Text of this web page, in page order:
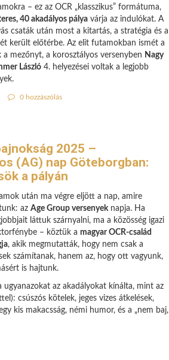
– ez az OCR „klasszikus” formátuma,
40 akadályos pálya várja az indulókat. A
csaták után most a kitartás, a stratégia és a
került előtérbe. Az elit futamokban ismét a
a mezőnyt, a korosztályos versenyben Nagy
László 4. helyezései voltak a legjobb
0 hozzászólás
2025 –
(AG) nap Göteborgban:
a pályán
után ma végre eljött a nap, amire
az Age Group versenyeknapja. Ha
láttuk szárnyalni, ma a közösség igazi
– köztük a magyar OCR-család
, akik megmutatták, hogy nem csak a
számítanak, hanem az, hogy ott vagyunk,
is hajtunk.
ugyanazokat az akadályokat kínálta, mint az
csúszós kötelek, jeges vizes átkelések,
kis makacsság, némi humor, és a „nem baj,